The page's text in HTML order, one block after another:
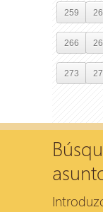
259
266
273